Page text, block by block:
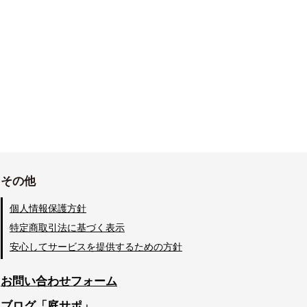
その他
個人情報保護方針
特定商取引法に基づく表示
安心してサービスを提供するための方針
お問い合わせフォーム